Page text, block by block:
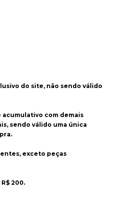
do site, não sendo válido
acumulativo com demais
sendo válido uma única
exceto peças
200.